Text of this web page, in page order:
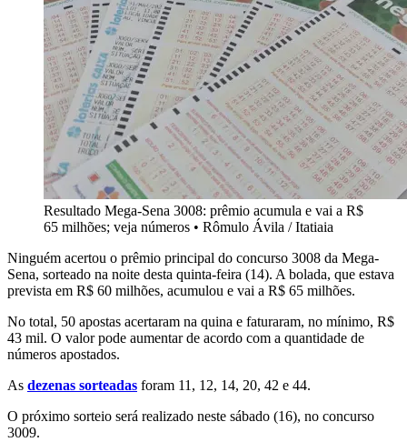
Resultado Mega-Sena 3008: prêmio acumula e vai a R$
65 milhões; veja números • Rômulo Ávila / Itatiaia
Ninguém acertou o prêmio principal do concurso 3008 da Mega-
Sena, sorteado na noite desta quinta-feira (14). A bolada, que estava
prevista em R$ 60 milhões, acumulou e vai a R$ 65 milhões.
No total, 50 apostas acertaram na quina e faturaram, no mínimo, R$
43 mil. O valor pode aumentar de acordo com a quantidade de
números apostados.
As dezenas sorteadas foram 11, 12, 14, 20, 42 e 44.
O próximo sorteio será realizado neste sábado (16), no concurso
3009.